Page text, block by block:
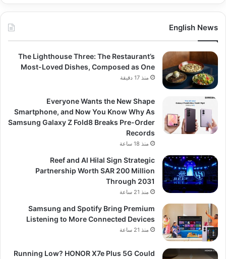
English News
The Lighthouse Three: The Restaurant’s
Most-Loved Dishes, Composed as One
منذ 17 دقيقة
Everyone Wants the New Shape
Smartphone, and Now You Know Why As
Samsung Galaxy Z Fold8 Breaks Pre-Order
Records
منذ 18 ساعة
Reef and Al Hilal Sign Strategic
Partnership Worth SAR 200 Million
Through 2031
منذ 21 ساعة
Samsung and Spotify Bring Premium
Listening to More Connected Devices
منذ 21 ساعة
Running Low? HONOR X7e Plus 5G Could